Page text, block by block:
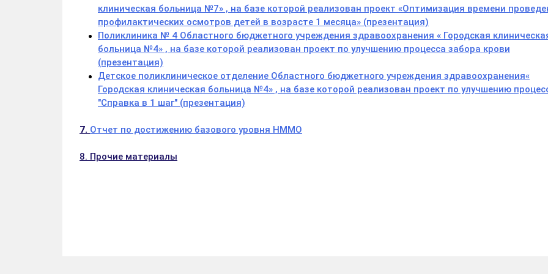
клиническая больница №7» , на базе которой реализован проект «Оптимизация времени
профилактических осмотров детей в возрасте 1 месяца» (презентация)
Поликлиника № 4 Областного бюджетного учреждения здравоохранения « Городская
больница №4» , на базе которой реализован проект по улучшению процесса забора крови
(презентация)
Детское поликлиническое отделение Областного бюджетного учреждения здравоохранения«
Городская клиническая больница №4» , на базе которой реализован проект по улучшению
"Справка в 1 шаг" (презентация)
7. Отчет по достижению базового уровня НММО
8. Прочие материалы